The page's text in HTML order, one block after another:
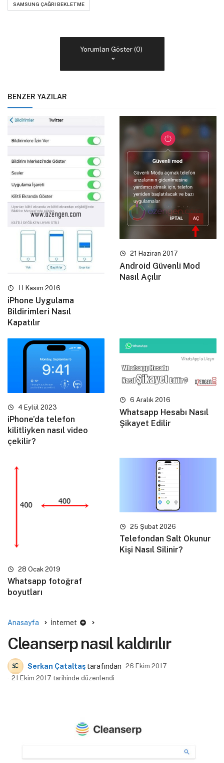
SAMSUNG ÇAĞRI BEKLETME
Yorumları Göster (0)
BENZER YAZILAR
11 Kasım 2016
iPhone Uygulama
Bildirimleri Nasıl
Kapatılır
21 Haziran 2017
Android Güvenli Mod
Nasıl Açılır
4 Eylül 2023
iPhone’da telefon
kilitliyken nasıl video
çekilir?
6 Aralık 2016
Whatsapp Hesabı Nasıl
Şikayet Edilir
28 Ocak 2019
Whatsapp fotoğraf
boyutları
25 Şubat 2026
Telefondan Salt Okunur
Kişi Nasıl Silinir?
Anasayfa İnternet
Cleanserp nasıl kaldırılır
Serkan Çataltaş tarafından 26 Ekim 2017
21 Ekim 2017 tarihinde düzenlendi